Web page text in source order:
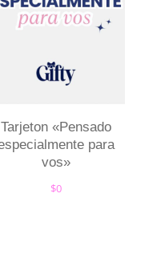
Tarjeton «Pensado
para
vos»
$0